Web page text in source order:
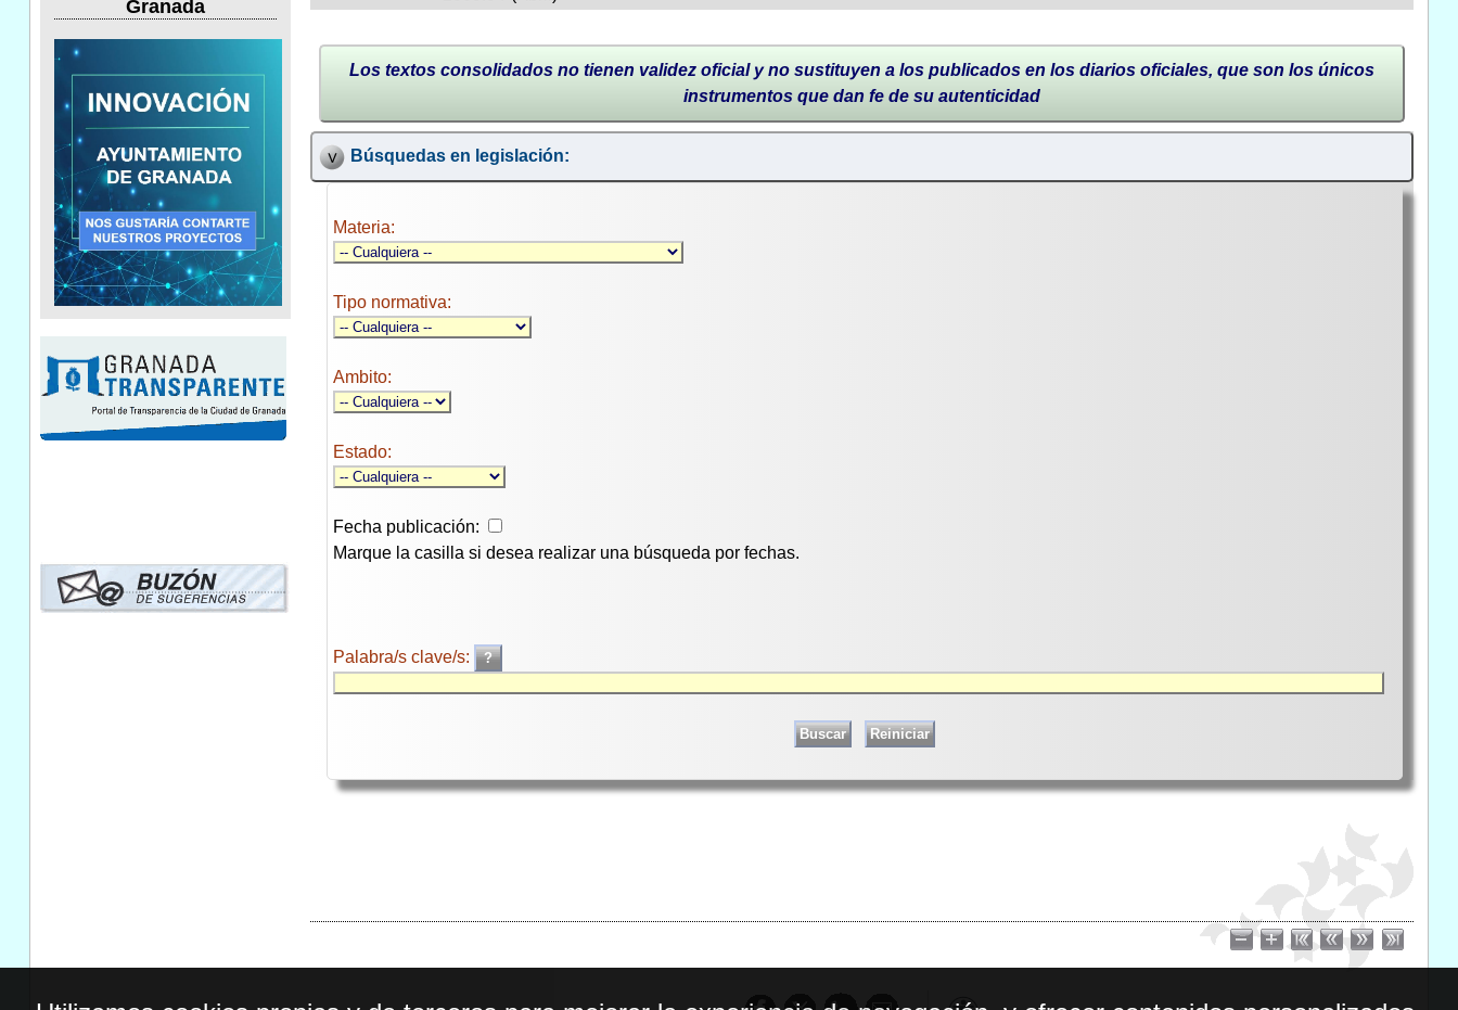
Granada
Los textos consolidados no tienen validez oficial y no sustituyen a los publicados en los diarios oficiales, que son los únicos
instrumentos que dan fe de su autenticidad
Búsquedas en legislación:
Materia:
Tipo normativa:
Ambito:
Estado:
Fecha publicación:
Marque la casilla si desea realizar una búsqueda por fechas.
Palabra/s clave/s: